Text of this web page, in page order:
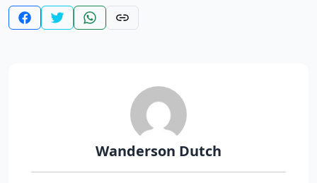
Wanderson Dutch